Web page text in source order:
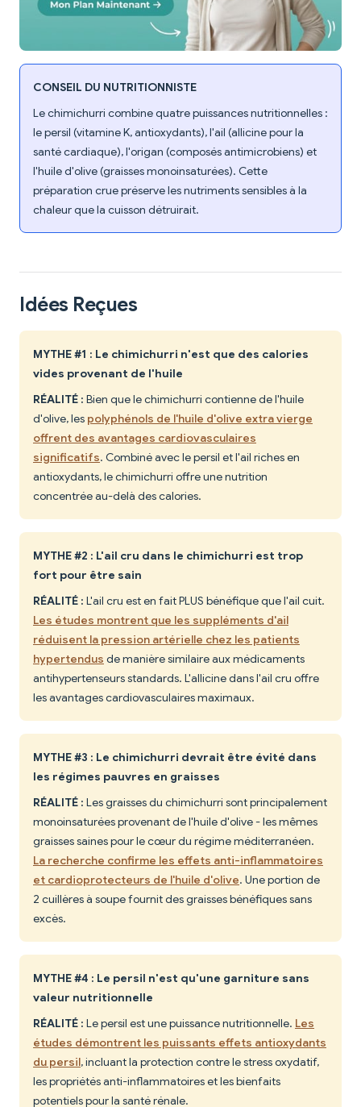
CONSEIL DU NUTRITIONNISTE
Le chimichurri combine quatre puissances nutritionnelles :
le persil (vitamine K, antioxydants), l'ail (allicine pour la
santé cardiaque), l'origan (composés antimicrobiens) et
l'huile d'olive (graisses monoinsaturées). Cette
préparation crue préserve les nutriments sensibles à la
chaleur que la cuisson détruirait.
Idées Reçues
MYTHE #1 : Le chimichurri n'est que des calories
vides provenant de l'huile
RÉALITÉ : Bien que le chimichurri contienne de l'huile
d'olive, les polyphénols de l'huile d'olive extra vierge
offrent des avantages cardiovasculaires
significatifs. Combiné avec le persil et l'ail riches en
antioxydants, le chimichurri offre une nutrition
concentrée au-delà des calories.
MYTHE #2 : L'ail cru dans le chimichurri est trop
fort pour être sain
RÉALITÉ : L'ail cru est en fait PLUS bénéfique que l'ail cuit.
Les études montrent que les suppléments d'ail
réduisent la pression artérielle chez les patients
hypertendus de manière similaire aux médicaments
antihypertenseurs standards. L'allicine dans l'ail cru offre
les avantages cardiovasculaires maximaux.
MYTHE #3 : Le chimichurri devrait être évité dans
les régimes pauvres en graisses
RÉALITÉ : Les graisses du chimichurri sont principalement
monoinsaturées provenant de l'huile d'olive - les mêmes
graisses saines pour le cœur du régime méditerranéen.
La recherche confirme les effets anti-inflammatoires
et cardioprotecteurs de l'huile d'olive. Une portion de
2 cuillères à soupe fournit des graisses bénéfiques sans
excès.
MYTHE #4 : Le persil n'est qu'une garniture sans
valeur nutritionnelle
RÉALITÉ : Le persil est une puissance nutritionnelle. Les
études démontrent les puissants effets antioxydants
du persil, incluant la protection contre le stress oxydatif,
les propriétés anti-inflammatoires et les bienfaits
potentiels pour la santé rénale.